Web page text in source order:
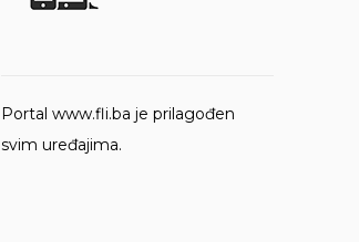
Portal www.fli.ba je prilagođen
svim uređajima.